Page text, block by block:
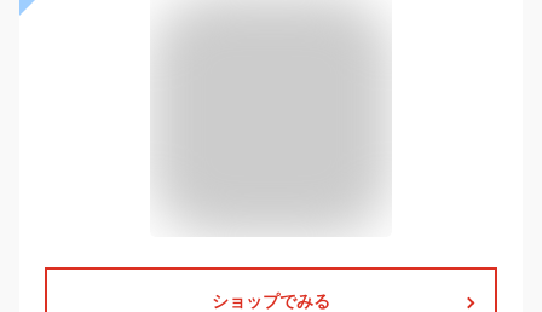
ショップでみる